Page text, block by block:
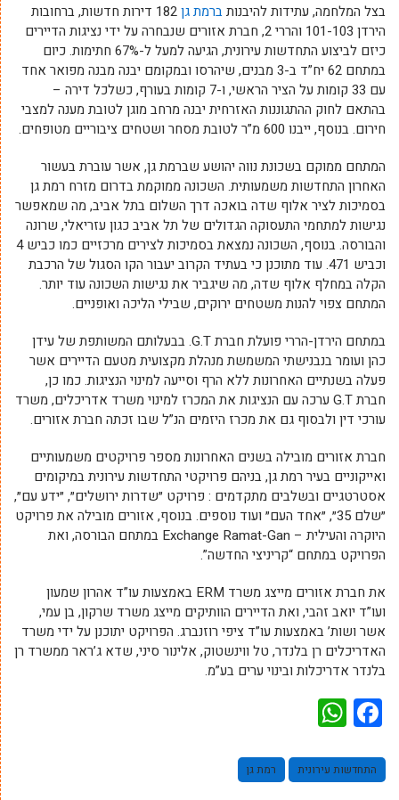
בצל המלחמה, עתידות להיבנותברמת גן
182 דירות חדשות, ברחובות
הירדן 101-103 והררי 2, חברת אזורים שנבחרה על ידי נציגות הדיירים
כיזם לביצוע התחדשות עירונית, הגיעה למעל ל-67% חתימות. כיום
במתחם 62 יח”ד ב-3 מבנים, שיהרסו ובמקומם יבנה מבנה מפואר אחד
עם 33 קומות על הציר הראשי, ו-7 קומות בעורף, כשלכל דירה –
בהתאם לחוק ההתגוננות האזרחית יבנה מרחב מוגן לטובת מענה למצבי
חירום. בנוסף, ייבנו 600 מ”ר לטובת מסחר ושטחים ציבוריים מטופחים.
המתחם ממוקם בשכונת נווה יהושע שברמת גן, אשר עוברת בעשור
האחרון התחדשות משמעותית. השכונה ממוקמת בדרום מזרח רמת גן
בסמיכות לציר אלוף שדה בואכה דרך השלום בתל אביב, מה שמאפשר
נגישות למתחמי התעסוקה הגדולים של תל אביב כגון עזריאלי, שרונה
והבורסה. בנוסף, השכונה נמצאת בסמיכות לצירים מרכזיים כמו כביש 4
וכביש 471. עוד מתוכנן כי בעתיד הקרוב יעבור הקו הסגול של הרכבת
הקלה במחלף אלוף שדה, מה שיגביר את נגישות השכונה עוד יותר.
המתחם צפוי להנות משטחים ירוקים, שבילי הליכה ואופניים.
במתחם הירדן-הררי פועלת חברת G.T. בבעלותם המשותפת של עידן
כהן ועומר בנבנישתי המשמשת מנהלת מקצועית מטעם הדיירים אשר
פעלה בשנתיים האחרונות ללא הרף וסייעה למינוי הנציגות. כמו כן,
חברת G.T ערכה עם הנציגות את המכרז למינוי משרד אדריכלים, משרד
עורכי דין ולבסוף גם את מכרז היזמים הנ”ל שבו זכתה חברת אזורים.
חברת אזורים מובילה בשנים האחרונות מספר פרויקטים משמעותיים
ואייקוניים בעיר רמת גן, בניהם פרויקטי התחדשות עירונית במיקומים
אסטרטגיים ובשלבים מתקדמים : פרויקט ״שדרות ירושלים״, ״ידע עם״,
״שלם 35״, ״אחד העם״ ועוד נוספים. בנוסף, אזורים מובילה את פרויקט
היוקרה והעילית – Exchange Ramat-Gan במתחם הבורסה, ואת
הפרויקט במתחם “קריניצי החדשה”.
את חברת אזורים מייצג משרד ERM באמצעות עו”ד אהרון שמעון
ועו”ד יואב זהבי, ואת הדיירים הוותיקים מייצג משרד שרקון, בן עמי,
אשר ושות’ באמצעות עו”ד ציפי רוזנברג. הפרויקט יתוכנן על ידי משרד
האדריכלים רן בלנדר, טל ווינשטוק, אלינור סיני, שדא ג’ראר ממשרד רן
בלנדר אדריכלות ובינוי ערים בע”מ.
Facebook
התחדשות עירונית רמת גן